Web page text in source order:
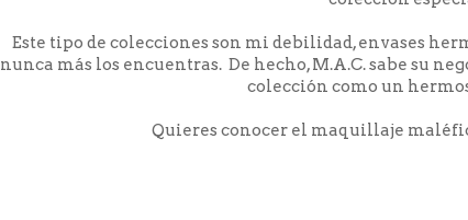
Este tipo de colecciones son mi debilidad, envases
nunca más los encuentras. De hecho, M.A.C. sabe su
colección como un
Quieres conocer el maquillaje